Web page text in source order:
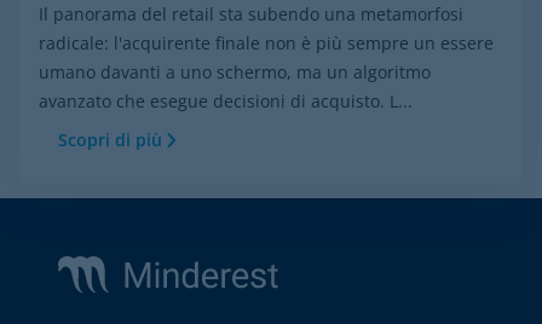
Il panorama del retail sta subendo una metamorfosi
radicale: l'acquirente finale non è più sempre un essere
umano davanti a uno schermo, ma un algoritmo
avanzato che esegue decisioni di acquisto. L...
Scopri di più